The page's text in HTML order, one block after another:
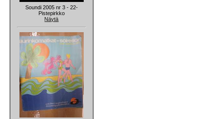
Soundi 2005 nr 3 - 22-
Pistepirkko
Näytä